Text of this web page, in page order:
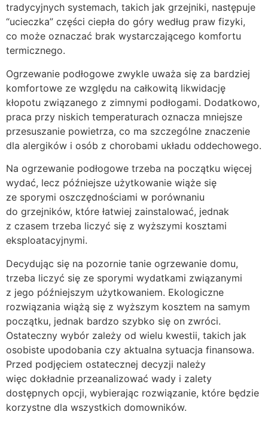
tradycyjnych systemach, takich jak grzejniki, następuje
“ucieczka” części ciepła do góry według praw fizyki,
co może oznaczać brak wystarczającego komfortu
termicznego.
Ogrzewanie podłogowe zwykle uważa się za bardziej
komfortowe ze względu na całkowitą likwidację
kłopotu związanego z zimnymi podłogami. Dodatkowo,
praca przy niskich temperaturach oznacza mniejsze
przesuszanie powietrza, co ma szczególne znaczenie
dla alergików i osób z chorobami układu oddechowego.
Na ogrzewanie podłogowe trzeba na początku więcej
wydać, lecz późniejsze użytkowanie wiąże się
ze sporymi oszczędnościami w porównaniu
do grzejników, które łatwiej zainstalować, jednak
z czasem trzeba liczyć się z wyższymi kosztami
eksploatacyjnymi.
Decydując się na pozornie tanie ogrzewanie domu,
trzeba liczyć się ze sporymi wydatkami związanymi
z jego późniejszym użytkowaniem. Ekologiczne
rozwiązania wiążą się z wyższym kosztem na samym
początku, jednak bardzo szybko się on zwróci.
Ostateczny wybór zależy od wielu kwestii, takich jak
osobiste upodobania czy aktualna sytuacja finansowa.
Przed podjęciem ostatecznej decyzji należy
więc dokładnie przeanalizować wady i zalety
dostępnych opcji, wybierając rozwiązanie, które będzie
korzystne dla wszystkich domowników.